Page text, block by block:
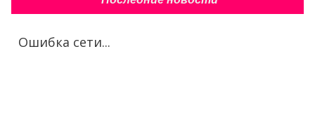
Ошибка сети...